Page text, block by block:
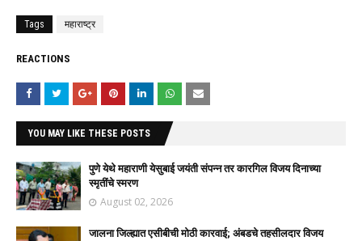
Tags महाराष्ट्र
REACTIONS
YOU MAY LIKE THESE POSTS
पुणे येथे महाराणी येसुबाई जयंती संपन्न तर कारगिल विजय दिनाच्या
स्मृतींचे स्मरण
August 02, 2026
जालना जिल्ह्यात एसीबीची मोठी कारवाई; अंबडचे तहसीलदार विजय